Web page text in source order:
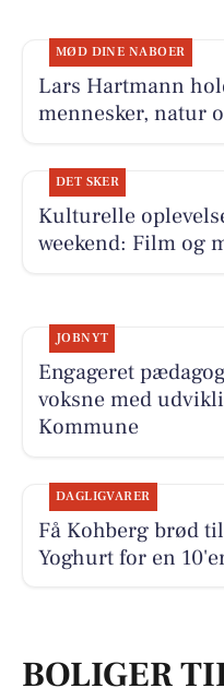
MØD DINE NABOER
Lars Hartmann
mennesker, natur
DET SKER
Kulturelle
weekend: Film og
JOBNYT
Engageret
voksne med
Kommune
DAGLIGVARER
Få Kohberg brød
Yoghurt for en
BOLIGER